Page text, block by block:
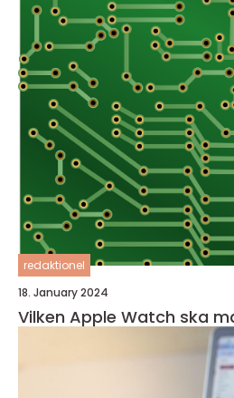
redaktionel
18. January 2024
Vilken Apple Watch ska